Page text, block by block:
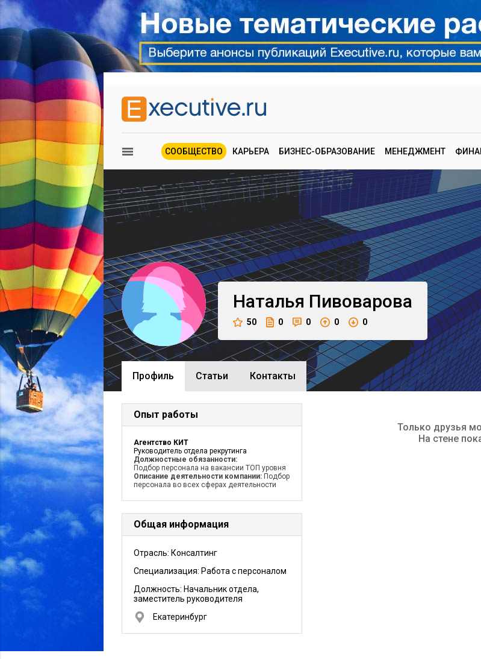
СООБЩЕСТВО КАРЬЕРА БИЗНЕС-ОБРАЗОВАНИЕ МЕНЕДЖМЕНТ
Наталья Пивоварова
50 0 0 0 0
Профиль Cтатьи Контакты
Опыт работы
Агентство КИТ
Руководитель отдела рекрутинга
Должностные обязанности:
Подбор персонала на вакансии ТОП уровня
Описание деятельности компании: Подбор
персонала во всех сферах деятельности
Общая информация
Отрасль: Консалтинг
Специализация: Работа с персоналом
Должность: Начальник отдела,
заместитель руководителя
Екатеринбург
Только друзья
На стене